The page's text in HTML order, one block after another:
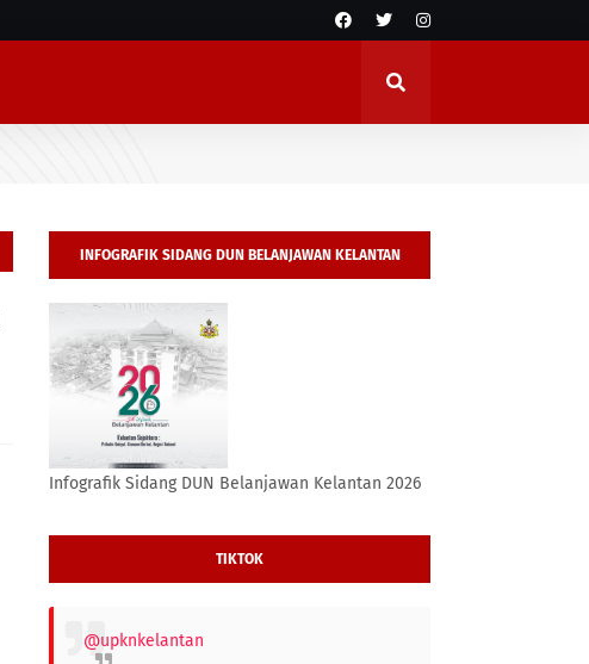
INFOGRAFIK SIDANG DUN BELANJAWAN KELANTAN
2026
Infografik Sidang DUN Belanjawan Kelantan 2026
TIKTOK
@upknkelantan